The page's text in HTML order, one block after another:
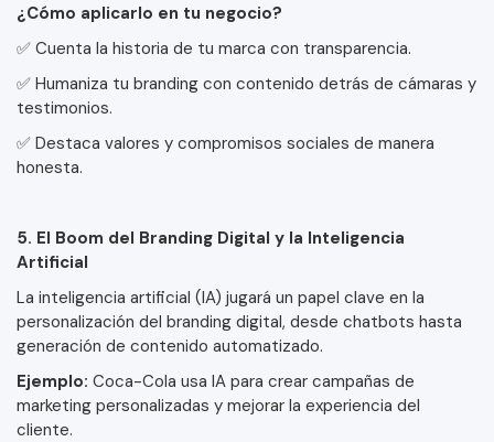
¿Cómo aplicarlo en tu negocio?
✅ Cuenta la historia de tu marca con transparencia.
✅ Humaniza tu branding con contenido detrás de cámaras y
testimonios.
✅ Destaca valores y compromisos sociales de manera
honesta.
5. El Boom del Branding Digital y la Inteligencia
Artificial
La inteligencia artificial (IA) jugará un papel clave en la
personalización del branding digital, desde chatbots hasta
generación de contenido automatizado.
Ejemplo: Coca-Cola usa IA para crear campañas de
marketing personalizadas y mejorar la experiencia del
cliente.